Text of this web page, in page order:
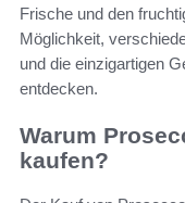
Frische und den
Möglichkeit,
und die einzigartigen
entdecken.
Warum
kaufen?